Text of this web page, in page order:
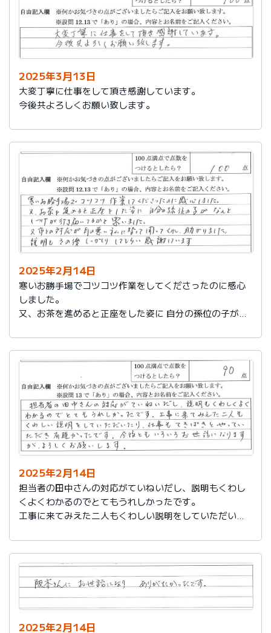
2025年3月13日
大変丁寧に仕事をして頂き感謝しています。
今後共よろしくお願い致します。
2025年2月14日
寒いお勝手場でコツコツ作業をしてくださったのに感心
しました。
又、お茶を進めると正座をした姿に 自分の孫位の子がな
又、市との対応が耳の悪い私に代わって聞いてくれ助か
りました。
説明もその後しっかりしてもらい感謝しています。
2025年2月14日
担当者の田中さんの対応がていねいだし、説明もくわし
くよくわかるのでとてもうれしかったです。
工事に来てみえた二人もくわしい説明をしていただいた
今後ともいろいろお世話になりますが、よろしくお願い
します。
2025年2月14日